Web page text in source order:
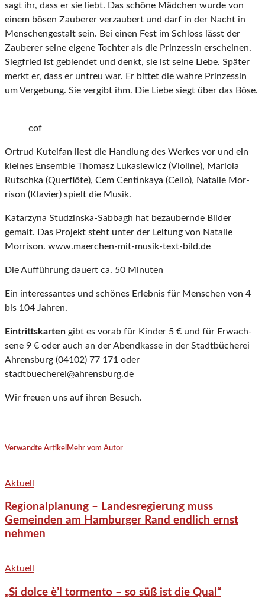
sagt ihr, dass er sie liebt. Das schöne Mädchen wurde von
einem bösen Zauberer verzaubert und darf in der Nacht in
Menschengestalt sein. Bei einen Fest im Schloss lässt der
Zauberer seine eigene Tochter als die Prinzessin erscheinen.
Siegfried ist geblendet und denkt, sie ist seine Liebe. Später
merkt er, dass er untreu war. Er bittet die wahre Prinzessin
um Vergebung. Sie vergibt ihm. Die Liebe siegt über das Böse.
cof
Ortrud Kuteifan liest die Handlung des Werkes vor und ein
kleines En­sem­ble Thomasz Lukasiewicz (Vio­line), Mariola
Rutschka (Quer­flöte), Cem Centinkaya (Cello), Natalie Mor­
rison (Klavier) spielt die Musik.
Katarzyna Studzinska-Sabbagh hat bezau­bernde Bilder
gemalt. Das Pro­jekt steht unter der Leitung von Natalie
Morrison. www.maerchen-mit-musik-text-bild.de
Die Aufführung dauert ca. 50 Minuten
Ein interessantes und schönes Erlebnis für Menschen von 4
bis 104 Jahren.
Eintrittskarten gibt es vorab für Kinder 5 € und für Erwa­ch­
sene 9 € oder auch an der Abendkasse in der Stadt­bücherei
Ahrens­burg (04102) 77 171 oder
stadtbuecherei@ahrensburg.de
Wir freuen uns auf ihren Besuch.
Verwandte Artikel Mehr vom Autor
Aktuell
Regionalplanung – Landesregierung muss
Gemeinden am Hamburger Rand endlich ernst
nehmen
Aktuell
„Si dolce è’l tormento – so süß ist die Qual“